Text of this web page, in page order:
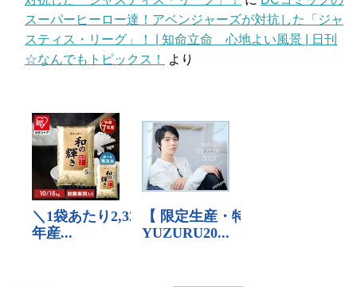
スーパーヒーロー達！アベンジャーズが対抗した「ジャ
スティス・リーグ」！ | 知命立命 心地よい風景 | 日刊
☆なんでもトピックス！
より